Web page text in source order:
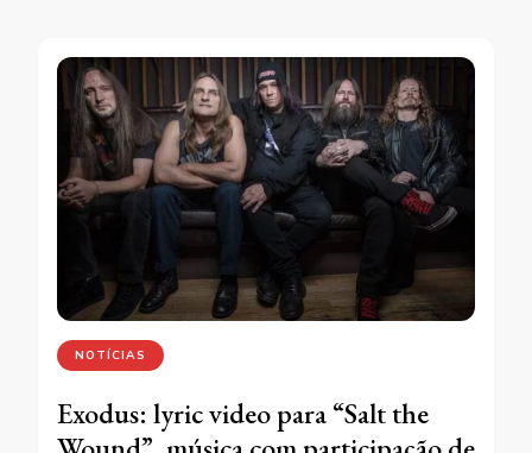
NOTÍCIAS
Exodus: lyric video para “Salt the